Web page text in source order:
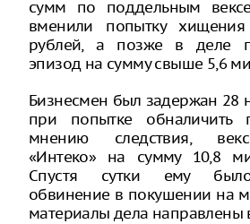
сумм по поддельным
вменили попытку
рублей, а позже в деле
эпизод на сумму свыше 5,6
Бизнесмен был задержан 28
при попытке обналичить
мнению следствия,
«Интеко» на сумму 10,8
Спустя сутки ему
обвинение в покушении на
материалы дела направлены